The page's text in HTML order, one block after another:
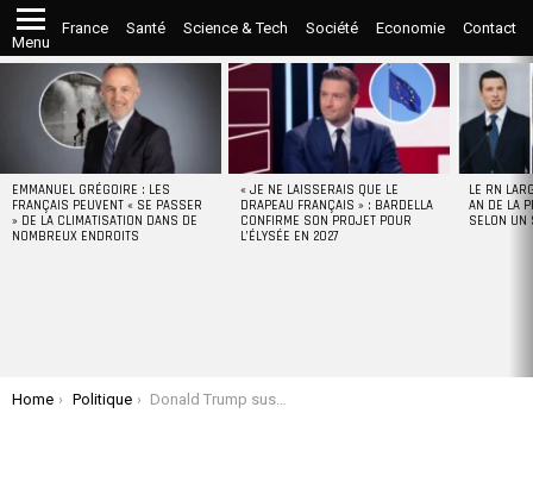
Menu
France Santé Science & Tech Société Economie Contact
STORIES
EMMANUEL GRÉGOIRE : LES
FRANÇAIS PEUVENT « SE PASSER
» DE LA CLIMATISATION DANS DE
NOMBREUX ENDROITS
« JE NE LAISSERAIS QUE LE
DRAPEAU FRANÇAIS » : BARDELLA
CONFIRME SON PROJET POUR
L’ÉLYSÉE EN 2027
LE RN
AN DE LA
SELON UN
You are here:
Home Politique Donald Trump suspend l’aide étrangère américaine pour 90 jours, à l’exception de l’Ukraine et d’Israël…